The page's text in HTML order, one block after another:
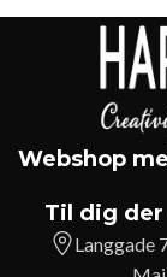
Webshop
Til dig
Langgade